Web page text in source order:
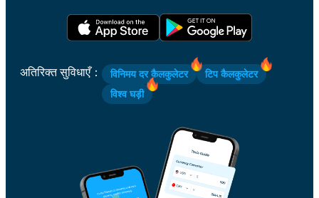
अतिरिक्त सुविधाएँ： विनिमय दर कैलकुलेटर
टिप कैलकुलेटर
विश्व घड़ी